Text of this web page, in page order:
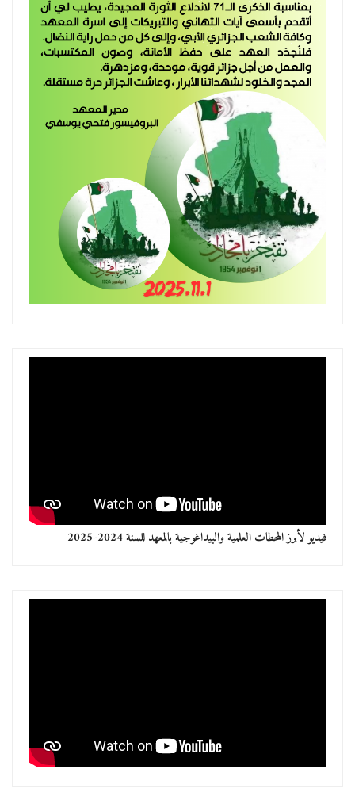
فيديو لأبرز المحطات العلمية والبيداغوجية بالمعهد للسنة 2024-2025